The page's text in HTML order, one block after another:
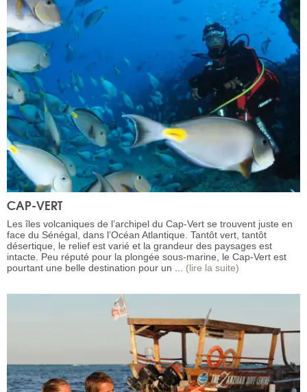
CAP-VERT
Les îles volcaniques de l’archipel du Cap-Vert se trouvent juste en
face du Sénégal, dans l’Océan Atlantique. Tantôt vert, tantôt
désertique, le relief est varié et la grandeur des paysages est
intacte. Peu réputé pour la plongée sous-marine, le Cap-Vert est
pourtant une belle destination pour un ... (lire la suite)